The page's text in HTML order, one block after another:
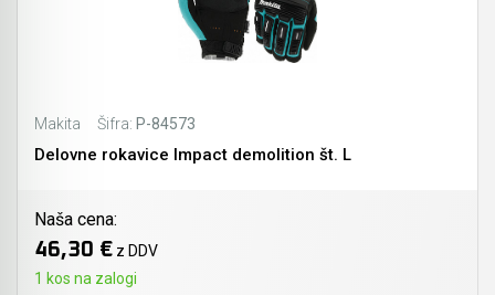
Makita Šifra: P-84573
Delovne rokavice Impact demolition št. L
Naša cena:
46,30 € z DDV
1 kos na zalogi